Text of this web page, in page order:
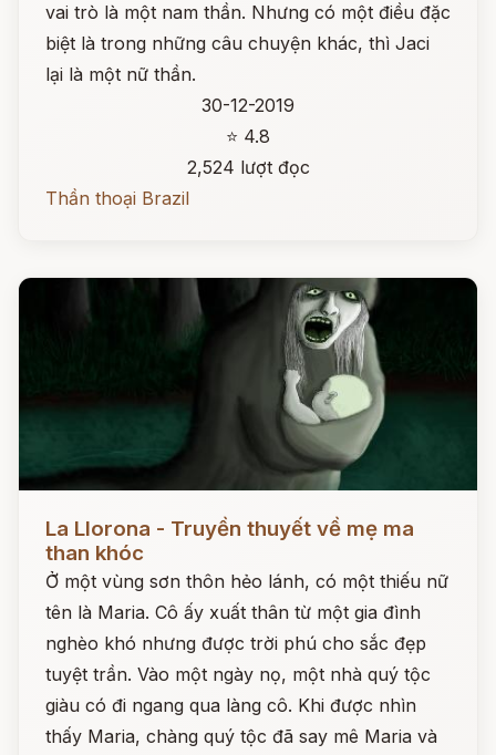
vai trò là một nam thần. Nhưng có một điều đặc
biệt là trong những câu chuyện khác, thì Jaci
lại là một nữ thần.
30-12-2019
⭐ 4.8
2,524 lượt đọc
Thần thoại Brazil
La Llorona - Truyền thuyết về mẹ ma
than khóc
Ở một vùng sơn thôn hẻo lánh, có một thiếu nữ
tên là Maria. Cô ấy xuất thân từ một gia đình
nghèo khó nhưng được trời phú cho sắc đẹp
tuyệt trần. Vào một ngày nọ, một nhà quý tộc
giàu có đi ngang qua làng cô. Khi được nhìn
thấy Maria, chàng quý tộc đã say mê Maria và